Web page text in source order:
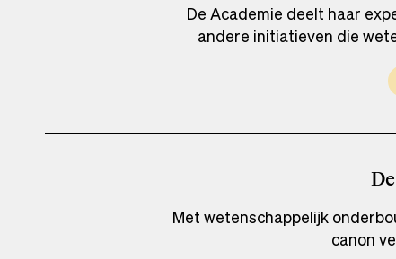
De Academie deelt haar
andere initiatieven die
De
Met wetenschappelijk
canon